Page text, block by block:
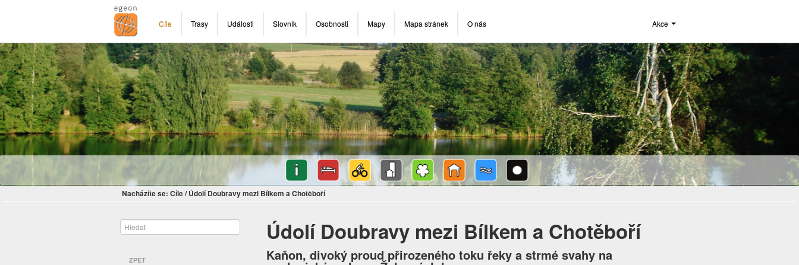
Cíle Trasy Události Slovník Osobnosti Mapy Mapa stránek O nás Akce
Nacházíte se: Cíle/ Údolí Doubravy mezi Bílkem a Chotěboří
ZPĚT
Údolí Doubravy mezi Bílkem a Chotěboří
Kaňon, divoký proud přirozeného toku řeky a strmé svahy na